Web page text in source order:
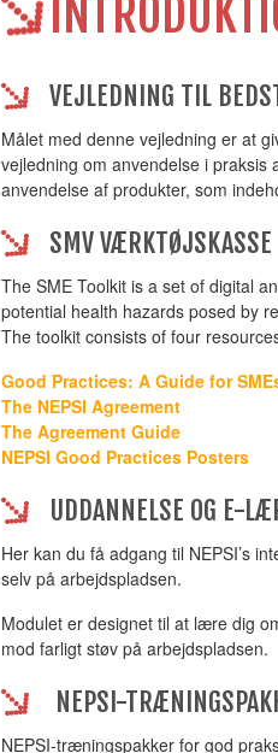
VEJLEDNING TIL
Målet med denne vejledning er at
vejledning om anvendelse i praksis
anvendelse af produkter, som
SMV VÆRKTØJSKASSE
The SME Toolkit is a set of digital
potential health hazards posed by
The toolkit consists of four
Good Practices: A Guide for
The NEPSI Agreement
The Agreement Guide
NEPSI Good Practices Posters
UDDANNELSE OG E-
Her kan du få adgang til NEPSI’s
selv på arbejdspladsen.
Modulet er designet til at lære dig
mod farligt støv på arbejdspladsen.
NEPSI-
NEPSI-træningspakker for god